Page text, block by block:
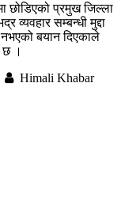
छोडिएको प्रमुख जिल्ला
व्यवहार सम्बन्धी मुद्दा
बयान दिएकाले
छ ।
Himali Khabar